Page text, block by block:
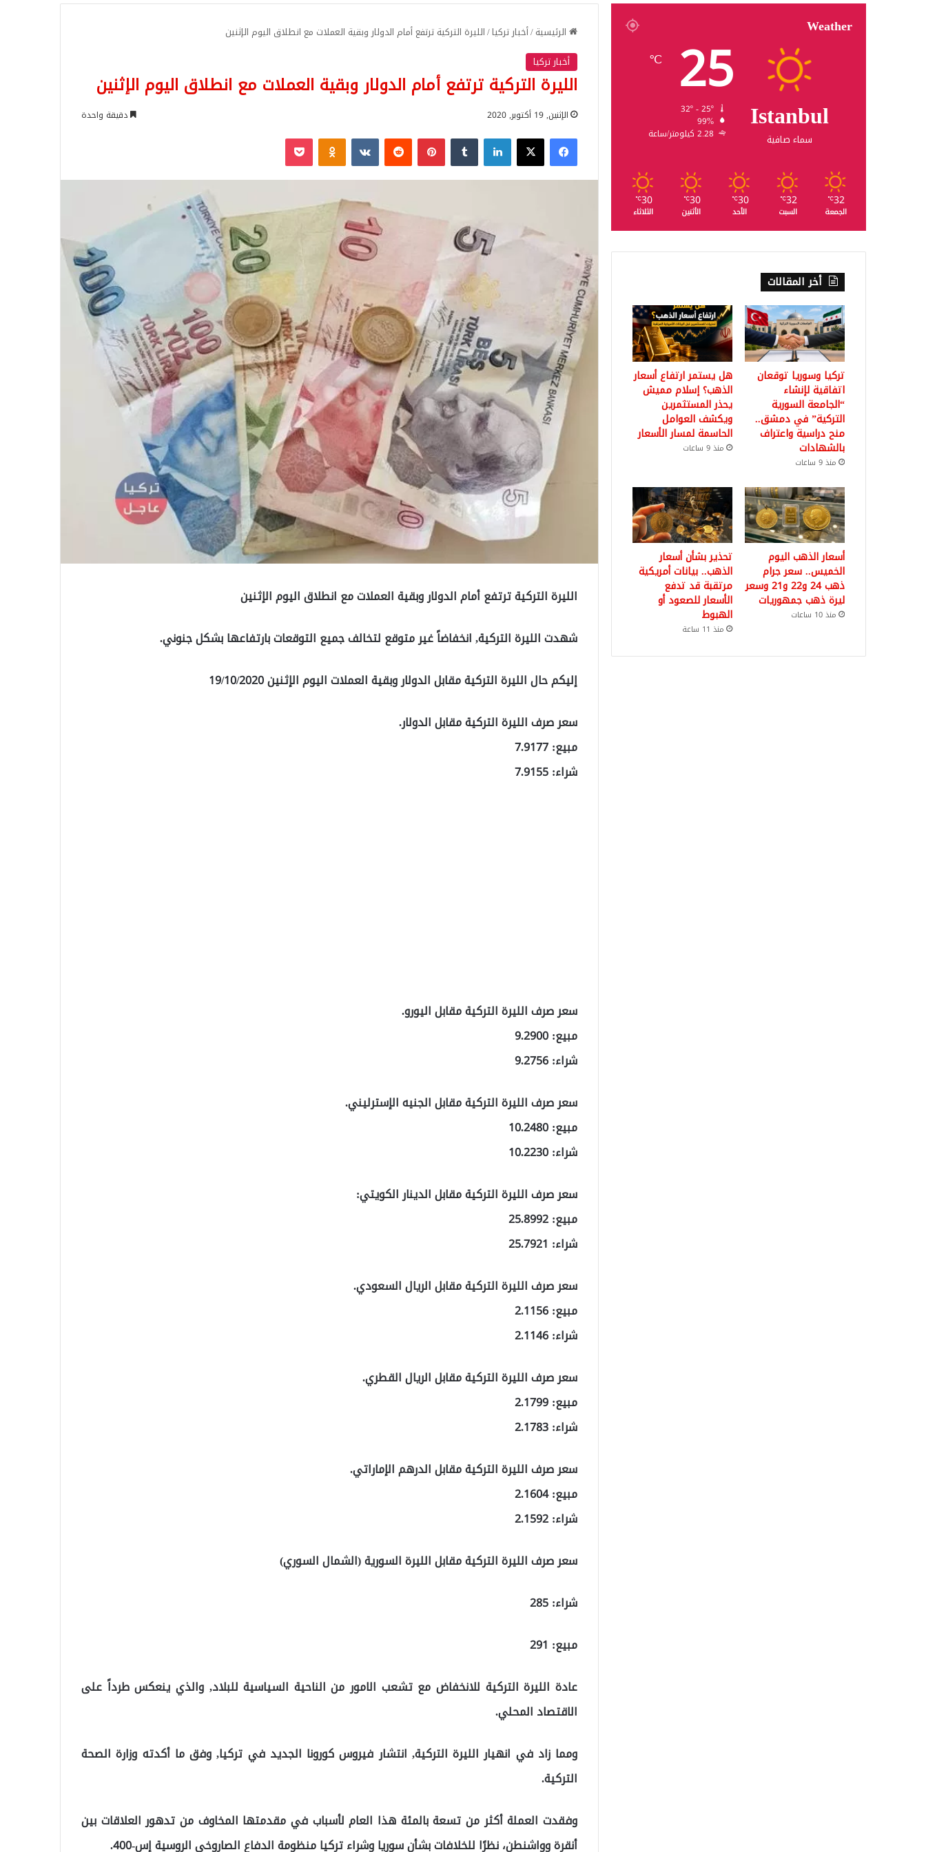
الرئيسية/أخبار تركيا/الليرة التركية ترتفع أمام الدولار وبقية العملات مع انطلاق اليوم الإثنين
أخبار تركيا
الليرة التركية ترتفع أمام الدولار وبقية العملات مع انطلاق اليوم الإثنين
الإثنين, 19 أكتوبر, 2020 دقيقة واحدة
فيسبوك‫X لينكدإن بينتيريست Odnoklassniki
‫Pocket
الليرة التركية ترتفع أمام الدولار وبقية العملات مع انطلاق اليوم الإثنين
شهدت الليرة التركية, انخفاضاً غير متوقع لتخالف جميع التوقعات بارتفاعها بشكل جنوني.
إليكم حال الليرة التركية مقابل الدولار وبقية العملات اليوم الإثنين 19/10/2020
سعر صرف الليرة التركية مقابل الدولار.
مبيع: 7.9177
شراء: 7.9155
سعر صرف الليرة التركية مقابل اليورو.
مبيع: 9.2900
شراء: 9.2756
سعر صرف الليرة التركية مقابل الجنيه الإسترليني.
مبيع: 10.2480
شراء: 10.2230
سعر صرف الليرة التركية مقابل الدينار الكويتي:
مبيع: 25.8992
شراء: 25.7921
سعر صرف الليرة التركية مقابل الريال السعودي.
مبيع: 2.1156
شراء: 2.1146
سعر صرف الليرة التركية مقابل الريال القطري.
مبيع: 2.1799
شراء: 2.1783
سعر صرف الليرة التركية مقابل الدرهم الإماراتي.
مبيع: 2.1604
شراء: 2.1592
سعر صرف الليرة التركية مقابل الليرة السورية (الشمال السوري)
شراء: 285
مبيع: 291
عادة الليرة التركية للانخفاض مع تشعب الامور من الناحية السياسية للبلاد, والذي ينعكس طرداً على
الاقتصاد المحلي.
ومما زاد في انهيار الليرة التركية, انتشار فيروس كورونا الجديد في تركيا, وفق ما أكدته وزارة الصحة
التركية.
وفقدت العملة أكثر من تسعة بالمئة هذا العام لأسباب في مقدمتها المخاوف من تدهور العلاقات بين
أنقرة وواشنطن، نظرًا للخلافات بشأن سوريا وشراء تركيا منظومة الدفاع الصاروخي الروسية إس-400.
Weather
Istanbul
سماء صافية
25
℃
99%
2.28 كيلومتر/ساعة
32
℃
الجمعة
32
℃
السبت
30
℃
الأحد
30
℃
الأثنين
30
℃
الثلاثاء
أخر المقالات
تركيا وسوريا توقعان
اتفاقية لإنشاء
“الجامعة السورية
التركية” في دمشق..
منح دراسية واعتراف
بالشهادات
منذ 9 ساعات
هل يستمر ارتفاع أسعار
الذهب؟ إسلام مميش
يحذر المستثمرين
ويكشف العوامل
الحاسمة لمسار الأسعار
منذ 9 ساعات
أسعار الذهب اليوم
الخميس.. سعر جرام
ذهب 24 و22 و21 وسعر
ليرة ذهب جمهوريات
منذ 10 ساعات
تحذير بشأن أسعار
الذهب.. بيانات أمريكية
مرتقبة قد تدفع
الأسعار للصعود أو
الهبوط
منذ 11 ساعة